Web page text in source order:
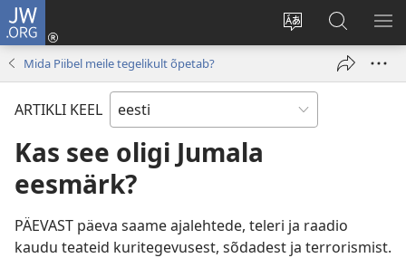
JW.ORG
Muuda
veebisaidi
Logi
sisse
akna)
Otsi
saidilt
JW.ORG
Mida Piibel meile tegelikult õpetab?
ARTIKLI KEEL
Kas see oligi Jumala
eesmärk?
PÄEVAST päeva saame ajalehtede, teleri ja raadio
kaudu teateid kuritegevusest, sõdadest ja terrorismist.